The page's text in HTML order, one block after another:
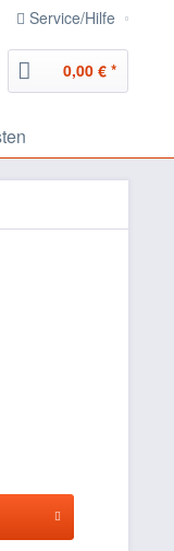
Service/Hilfe
0,00 € *